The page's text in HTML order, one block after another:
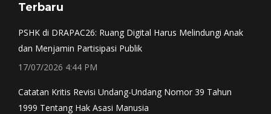
opens
window
opens
window
opens
window
Terbaru
PSHK di DRAPAC26: Ruang Digital Harus Melindungi Anak
dan Menjamin Partisipasi Publik
17/07/2026 4:44 PM
Catatan Kritis Revisi Undang-Undang Nomor 39 Tahun
1999 Tentang Hak Asasi Manusia